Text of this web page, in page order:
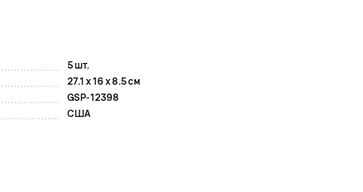
5 шт.
27.1 x 16 x 8.5 см
GSP-12398
США